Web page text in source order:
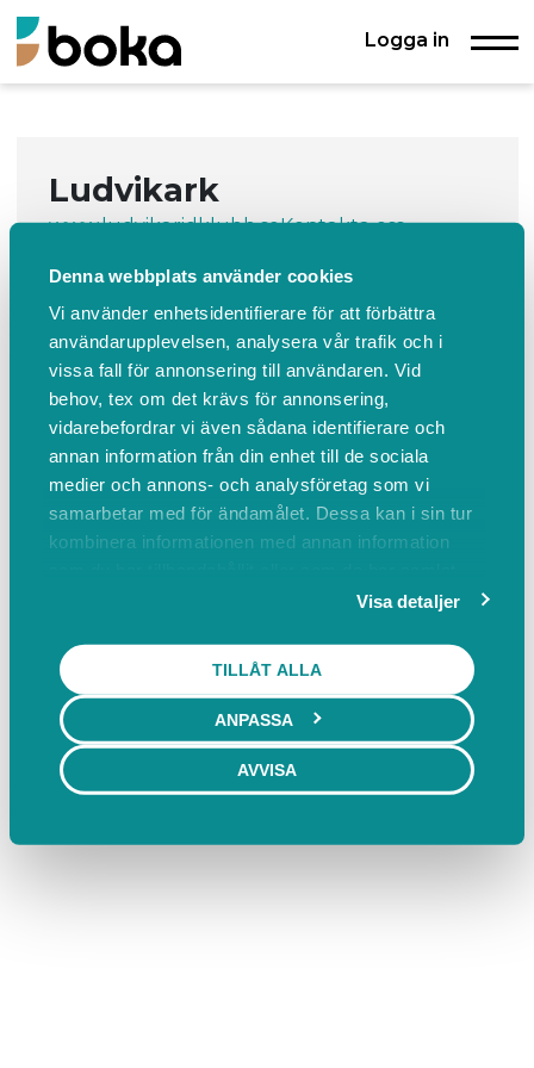
Denna webbplats använder cookies
Vi använder enhetsidentifierare för att förbättra
användarupplevelsen, analysera vår trafik och i
vissa fall för annonsering till användaren. Vid
behov, tex om det krävs för annonsering,
vidarebefordrar vi även sådana identifierare och
annan information från din enhet till de sociala
medier och annons- och analysföretag som vi
samarbetar med för ändamålet. Dessa kan i sin tur
kombinera informationen med annan information
Visa detaljer
TILLÅT ALLA
ANPASSA
AVVISA
Logga in
Ludvikark
www.ludvikaridklubb.seKontakta oss
Boka Events Om oss
Boka
Ridhus
ÖPPNA KALENDER
Läs mer
Bokas marknadsplats
Villkor & policyer